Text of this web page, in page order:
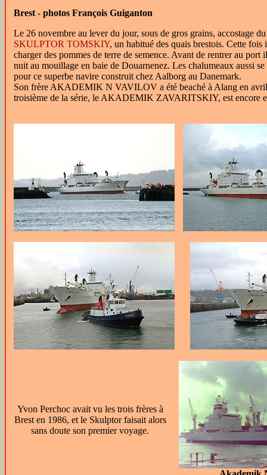
Brest - photos François Guiganton
Le 26 novembre au lever du jour, sous de gros grains, accostage du
SKULPTOR TOMSKIY, un habitué des quais brestois. Cette fois
charger des pommes de terre de semence. Avant de rentrer au port
nuit au mouillage en baie de Douarnenez. Les chalumeaux aussi
pour ce superbe navire construit chez Aalborg au Danemark.
Son frère AKADEMIK N VAVILOV a été beaché à Alang en
troisième de la série, le AKADEMIK ZAVARITSKIY, est encore
Yvon Perchoc avait vu les trois frères à
Brest en 1986, et le Skulptor faisait alors
sans doute son premier voyage.